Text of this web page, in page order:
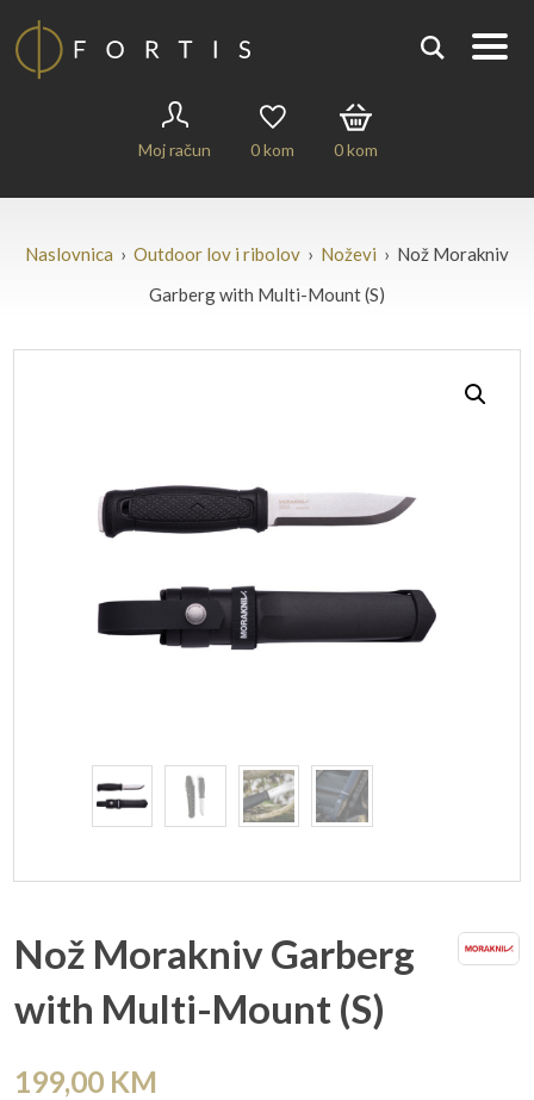
Moj račun 0kom 0kom
Naslovnica › Outdoor lov i ribolov › Noževi › Nož Morakniv
Garberg with Multi-Mount (S)
Nož Morakniv Garberg
with Multi-Mount (S)
199,00 KM